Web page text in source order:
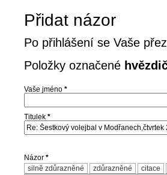
Přidat názor
Po přihlášení se Vaše
Položky označené
Vaše jméno *
Titulek *
Názor *
silně zdůrazněné
zdůrazněné citace